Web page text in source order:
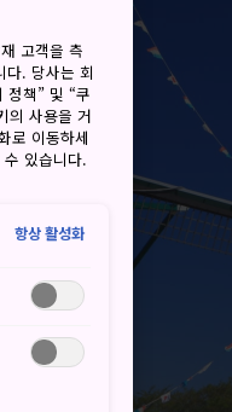
고객을 측
다. 당사는 회
정책” 및 “쿠
의 사용을 거
로 이동하세
있습니다.
항상 활성화